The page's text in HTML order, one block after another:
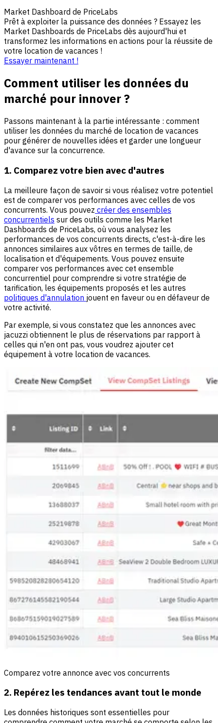
Market Dashboard de PriceLabs
Prêt à exploiter la puissance des données ? Essayez les
Market Dashboards de PriceLabs dès aujourd'hui et
transformez les informations en actions pour la réussite de
votre location de vacances !
Essayer maintenant !
Comment utiliser les données du
marché pour innover ?
Passons maintenant à la partie intéressante : comment
utiliser les données du marché de location de vacances
pour générer de nouvelles idées et garder une longueur
d'avance sur la concurrence.
1. Comparez votre bien avec d'autres
La meilleure façon de savoir si vous réalisez votre potentiel
est de comparer vos performances avec celles de vos
concurrents. Vous pouvez créer des ensembles
concurrentiels sur des outils comme les Market
Dashboards de PriceLabs, où vous analysez les
performances de vos concurrents directs, c'est-à-dire les
annonces similaires aux vôtres en termes de taille, de
localisation et d'équipements. Vous pouvez ensuite
comparer vos performances avec cet ensemble
concurrentiel pour comprendre si votre stratégie de
tarification, les équipements proposés et les autres
politiques d'annulation jouent en faveur ou en défaveur de
votre activité.
Par exemple, si vous constatez que les annonces avec
jacuzzi obtiennent le plus de réservations par rapport à
celles qui n'en ont pas, vous voudrez ajouter cet
équipement à votre location de vacances.
Comparez votre annonce avec vos concurrents
2. Repérez les tendances avant tout le monde
Les données historiques sont essentielles pour